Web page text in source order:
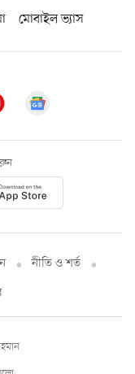
মোবাইল ভ্যাস
নীতি ও শর্ত